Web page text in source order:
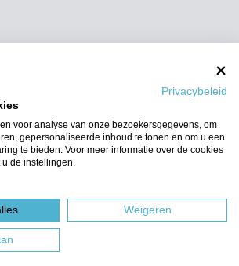
Privacybeleid
voor analyse van onze bezoekersgegevens, om
gepersonaliseerde inhoud te tonen en om u een
te bieden. Voor meer informatie over de cookies
de instellingen.
Weigeren